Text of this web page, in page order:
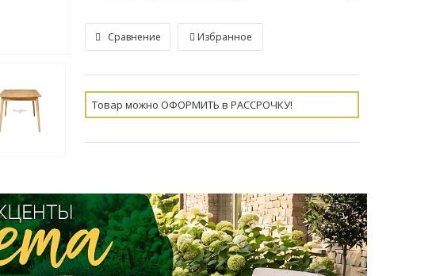
Сравнение Избранное
Товар можно ОФОРМИТЬ в РАССРОЧКУ!